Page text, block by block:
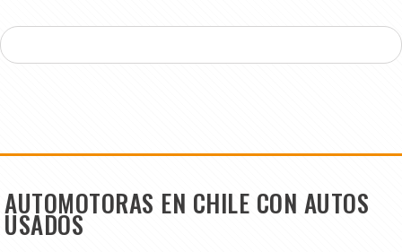
AUTOMOTORAS EN CHILE CON AUTOS
USADOS